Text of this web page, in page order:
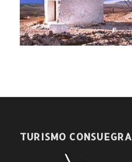
TURISMO CONSUEGRA